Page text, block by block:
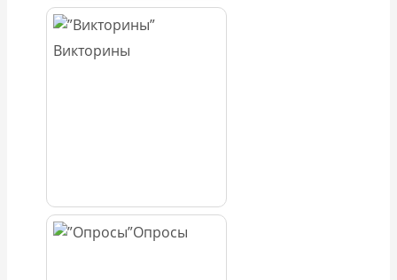
Викторины
Опросы